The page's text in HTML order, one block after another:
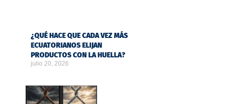
¿QUÉ HACE QUE CADA VEZ MÁS
ECUATORIANOS ELIJAN
PRODUCTOS CON LA HUELLA?
julio 20, 2026